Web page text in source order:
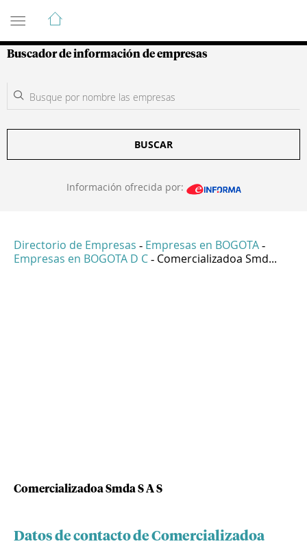
Guía de Empresas Colombianas
Buscador de información de empresas
BUSCAR
Información ofrecida por:
Directorio de Empresas - Empresas en BOGOTA -
Empresas en BOGOTA D C - Comercializadoa Smd...
Comercializadoa Smda S A S
Datos de contacto de Comercializadoa